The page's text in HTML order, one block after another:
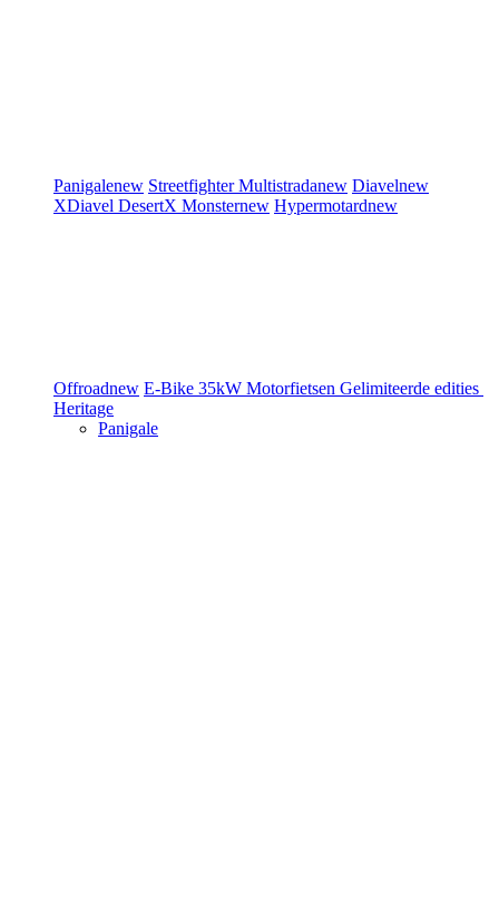
Panigalenew StreetfighterMultistradanew Diavelnew
XDiavel DesertX Monsternew Hypermotardnew
Offroadnew E-Bike 35kW Motorfietsen Gelimiteerde edities
Heritage
Panigale